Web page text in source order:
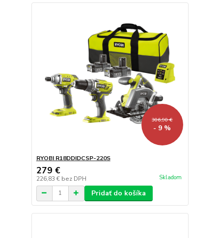
306,90 €
- 9 %
RYOBI R18DDIDCSP-220S
279 €
226,83 € bez DPH Skladom
Pridať do košíka